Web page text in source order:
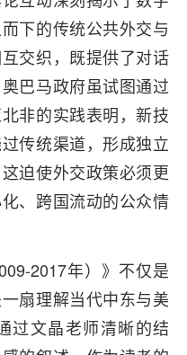
下的传统公共外交与
交织，既提供了对话
巴马政府虽试图通过
非的实践表明，新技
传统渠道，形成独立
迫使外交政策必须更
、跨国流动的公众情
2017年）》不仅是
扇理解当代中东与美
过文晶老师清晰的结